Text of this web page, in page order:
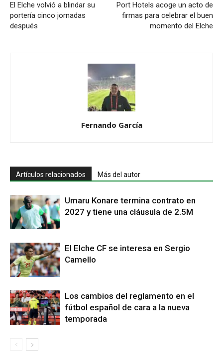
El Elche volvió a blindar su
portería cinco jornadas
después
Port Hotels acoge un acto de
firmas para celebrar el buen
momento del Elche
Fernando García
Artículos relacionados Más del autor
Umaru Konare termina contrato en
2027 y tiene una cláusula de 2.5M
El Elche CF se interesa en Sergio
Camello
Los cambios del reglamento en el
fútbol español de cara a la nueva
temporada